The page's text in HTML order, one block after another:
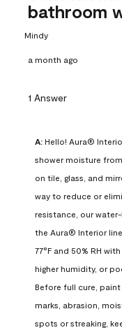
bathroom
Mindy
a month ago
1 Answer
A: Hello! Aura®
shower moisture
on tile, glass, and
way to reduce or
resistance, our
the Aura® Interior
77°F and 50% RH
higher humidity, or
Before full cure,
marks, abrasion,
spots or streaking,